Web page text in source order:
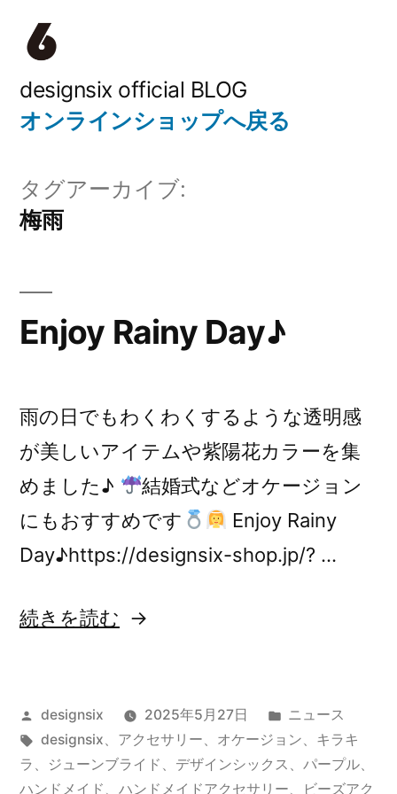
ス
designsix official BLOG
オンラインショップへ戻る
タグアーカイブ:
梅雨
Enjoy Rainy Day♪
雨の日でもわくわくするような透明感
が美しいアイテムや紫陽花カラーを集
めました♪
結婚式などオケージョン
にもおすすめです
Enjoy Rainy
Day♪https://designsix-shop.jp/? …
“Enjoy
の
続きを読む
投
稿
者:
designsix 2025年5月27日
カ
テ
リ
ニュース
タ
グ:
designsix、 アクセサリー、 オケージョン、 キラキ
ラ 、 ジューンブライド 、 デザインシックス 、 パープル、
ハンドメイド 、 ハンドメイドアクセサリー、 ビーズアク